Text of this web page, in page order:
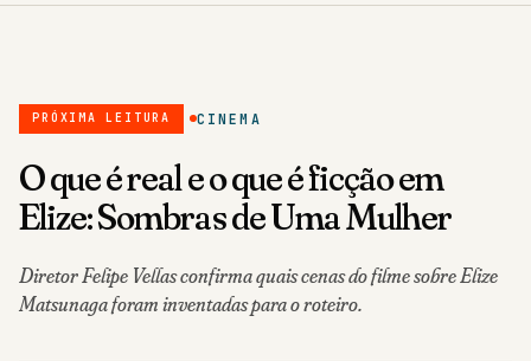
PRÓXIMA LEITURA CINEMA
O que é real e o que é ficção em
Elize: Sombras de Uma Mulher
Diretor Felipe Vellas confirma quais cenas do filme sobre Elize
Matsunaga foram inventadas para o roteiro.